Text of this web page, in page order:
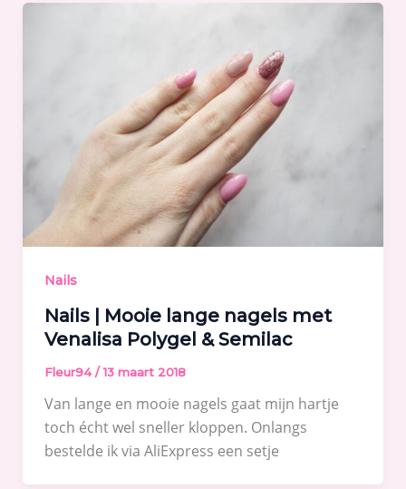
Nails
Nails | Mooie lange nagels met
Venalisa Polygel & Semilac
Fleur94/13 maart 2018
Van lange en mooie nagels gaat mijn hartje
toch écht wel sneller kloppen. Onlangs
bestelde ik via AliExpress een setje